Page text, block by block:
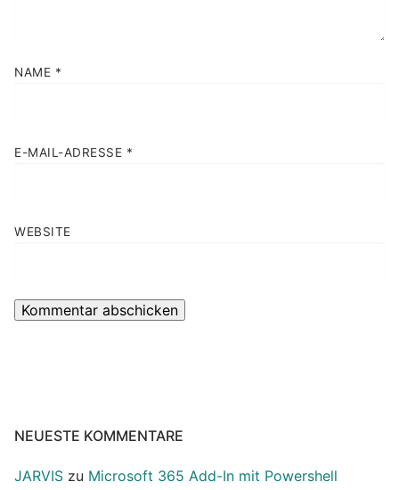
NAME *
E-MAIL-ADRESSE *
WEBSITE
NEUESTE KOMMENTARE
JARVIS zu Microsoft 365 Add-In mit Powershell